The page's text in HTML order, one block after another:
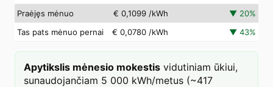
Praėjęs mėnuo
€ 0,1099 /kWh ▼ 20%
Tas pats mėnuo pernai
€ 0,0780 /kWh ▼ 43%
Apytikslis mėnesio mokestis vidutiniam ūkiui,
sunaudojančiam 5 000 kWh/metus (~417